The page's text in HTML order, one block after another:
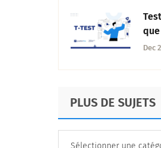
de
Dec
PLUS DE SUJETS